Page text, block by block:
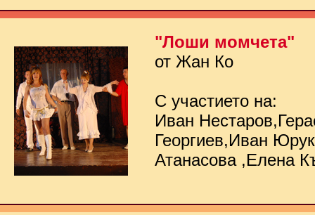
"Лоши момчета"
от Жан Ко
С участието на:
Иван
Георгиев,Иван
Атанасова ,Елена